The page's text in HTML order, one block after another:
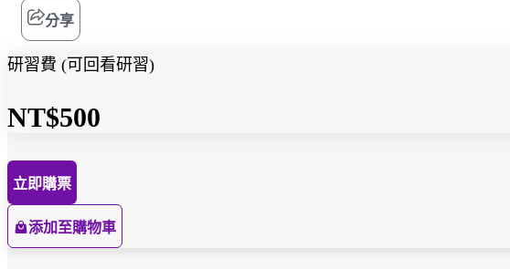
分享
研習費 (可回看研習)
NT$500
立即購票
添加至購物車